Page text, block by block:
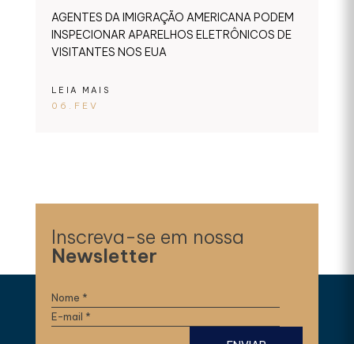
AGENTES DA IMIGRAÇÃO AMERICANA PODEM
INSPECIONAR APARELHOS ELETRÔNICOS DE
VISITANTES NOS EUA
06.FEV
LEIA MAIS
Inscreva-se em nossa
Newsletter